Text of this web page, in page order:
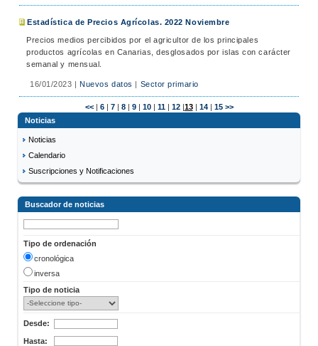
Estadística de Precios Agrícolas. 2022 Noviembre
Precios medios percibidos por el agricultor de los principales
productos agrícolas en Canarias, desglosados por islas con carácter
semanal y mensual.
16/01/2023 |Nuevos datos | Sector primario
<<| 6| 7| 8| 9| 10| 11| 12|13| 14| 15 >>
Noticias
Noticias
Calendario
Suscripciones y Notificaciones
Buscador de noticias
Tipo de ordenación
cronológica
inversa
Tipo de noticia
Desde:
Hasta: